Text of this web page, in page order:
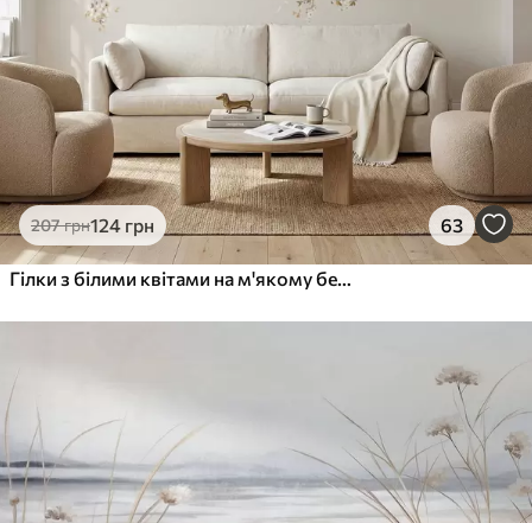
730 грн
Peel and Stick
1458875грн/м²
207грн124 грн 63